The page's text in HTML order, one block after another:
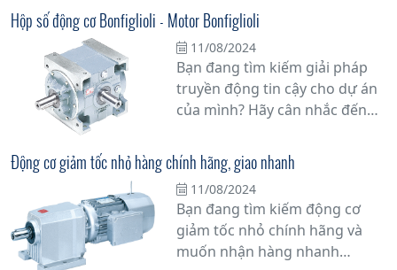
hành của nhiều thiết bị và máy
móc trong thực tế.
Hộp số động cơ Bonfiglioli - Motor Bonfiglioli
11/08/2024
Bạn đang tìm kiếm giải pháp
truyền động tin cậy cho dự án
của mình? Hãy cân nhắc đến
Motor Bonfiglioli, một lựa chọn
hàng đầu cho các ứng dụng
công nghiệp. Với hơn nửa thế
kỷ kinh nghiệm trong ngành,
Bonfiglioli đã khẳng định vị thế
của mình là một trong những
Động cơ giảm tốc nhỏ hàng chính hãng, giao nhanh
11/08/2024
Bạn đang tìm kiếm động cơ
giảm tốc nhỏ chính hãng và
muốn nhận hàng nhanh